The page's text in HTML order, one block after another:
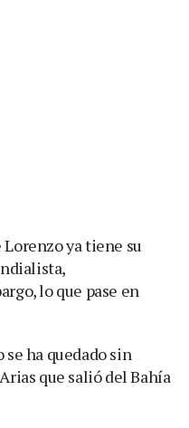
Lorenzo ya tiene su
lo que pase en
ha quedado sin
que salió del Bahía